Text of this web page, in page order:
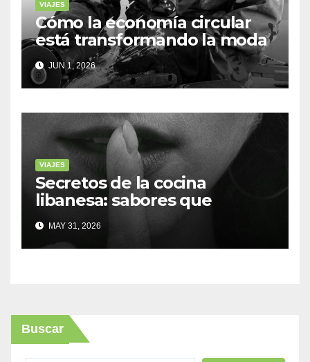
VIAJES
Cómo la economía circular
está transformando la moda
sostenible
JUN 1, 2026
VIAJES
Secretos de la cocina
libanesa: sabores que
cuentan historias
MAY 31, 2026
Buscar